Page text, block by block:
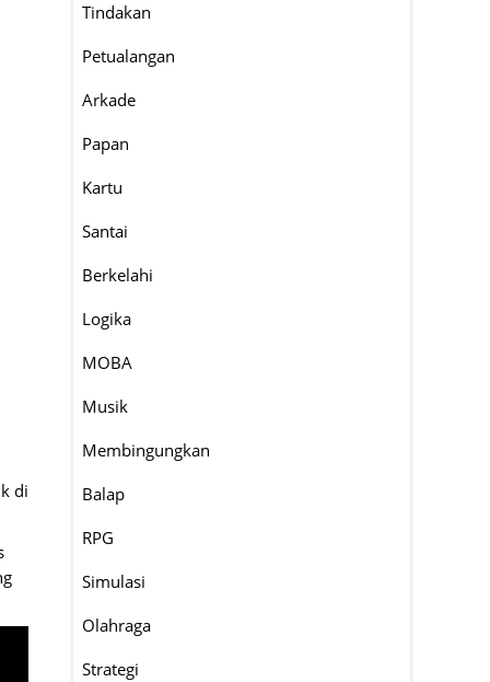
di
Tindakan
Petualangan
Arkade
Papan
Kartu
Santai
Berkelahi
Logika
MOBA
Musik
Membingungkan
Balap
RPG
Simulasi
Olahraga
Strategi